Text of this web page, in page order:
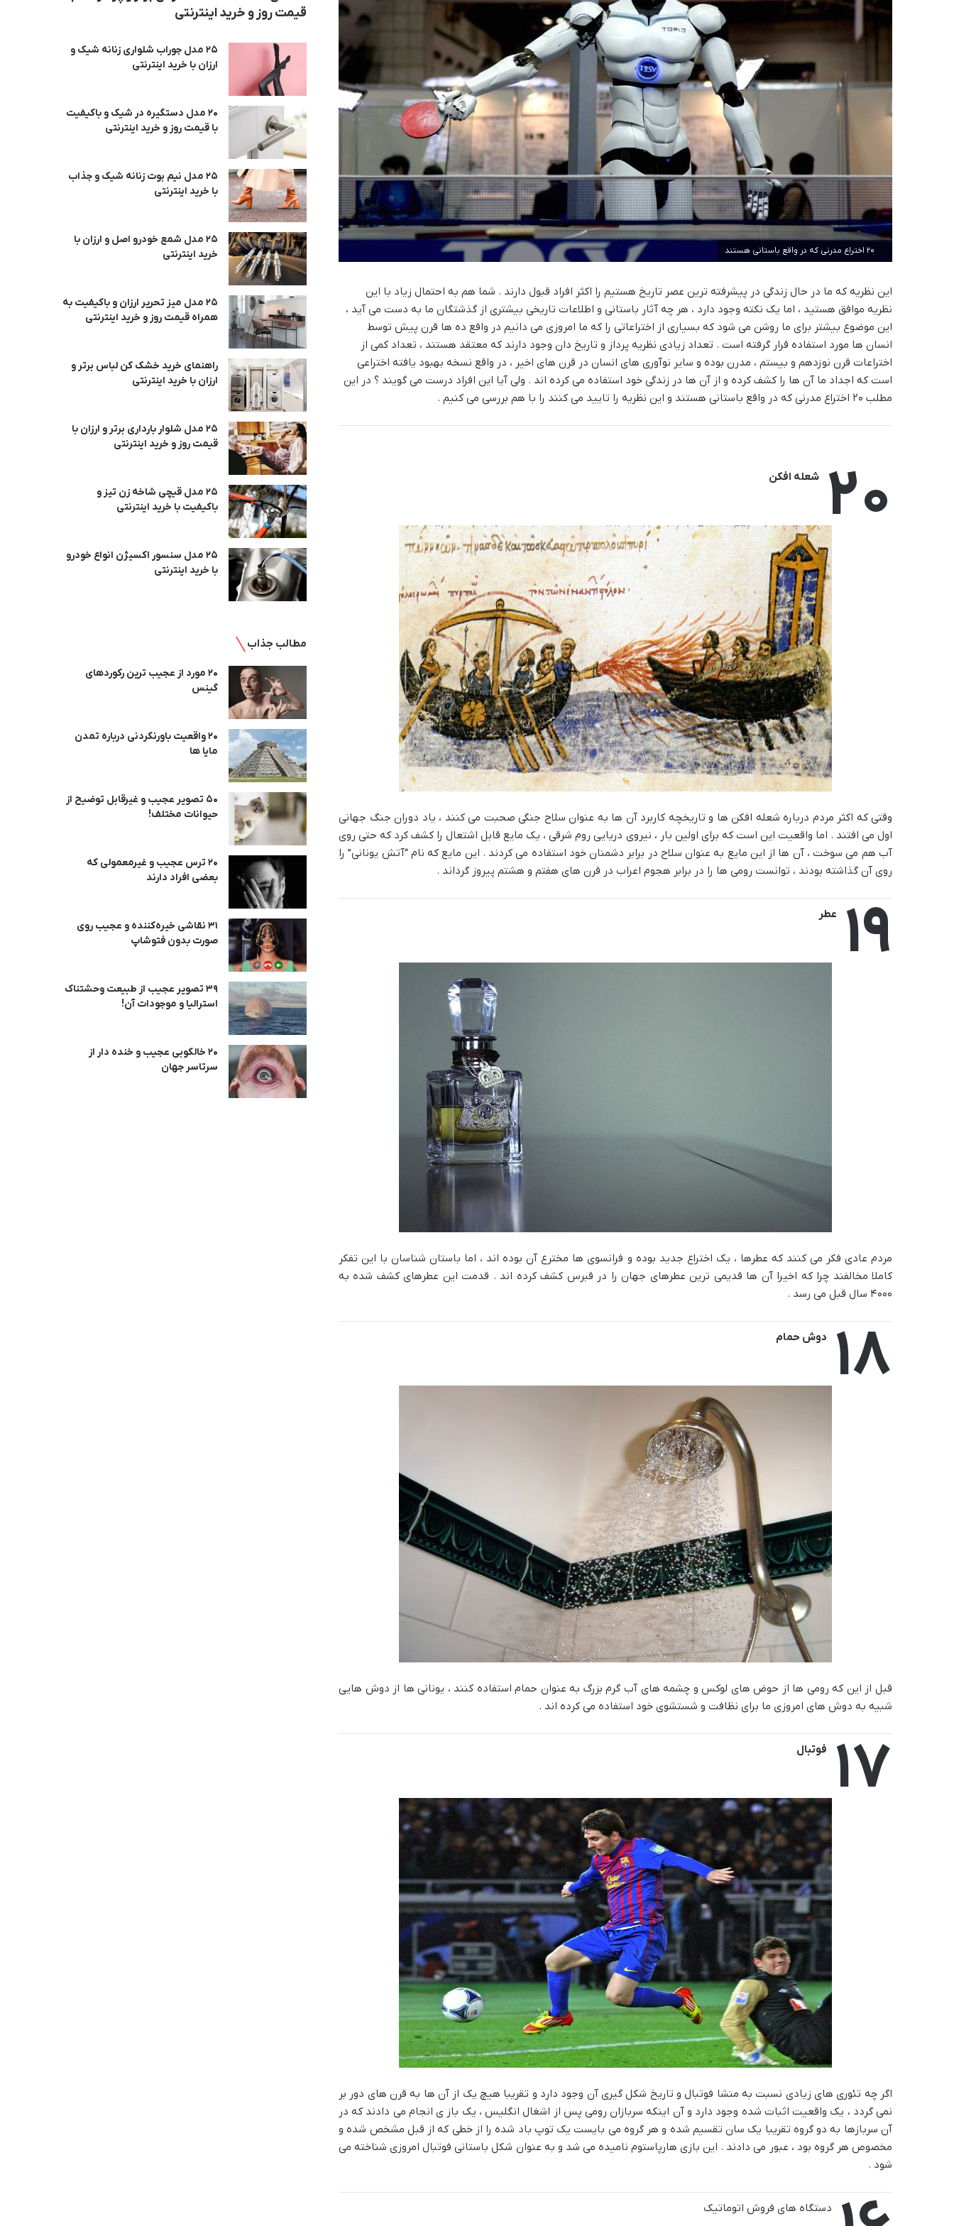
این نظریه که ما در حال زندگی در پیشرفته ترین عصر تاریخ هستیم را اکثر افراد قبول دارند . شما هم به احتمال زیاد با این
نظریه موافق هستید ، اما یک نکته وجود دارد ، هر چه آثار باستانی و اطلاعات تاریخی بیشتری از گذشتگان ما به دست می آید ،
این موضوع بیشتر برای ما روشن می شود که بسیاری از اختراعاتی را که ما امروزی می دانیم در واقع ده ها قرن پیش توسط
انسان ها مورد استفاده قرار گرفته است . تعداد زیادی نظریه پرداز و تاریخ دان وجود دارند که معتقد هستند ، تعداد کمی از
اختراعات قرن نوزدهم و بیستم ، مدرن بوده و سایر نوآوری های انسان در قرن های اخیر ، در واقع نسخه بهبود یافته اختراعی
است که اجداد ما آن ها را کشف کرده و از آن ها در زندگی خود استفاده می کرده اند . ولی آیا این افراد درست می گویند ؟ در این
مطلب 20 اختراع مدرنی که در واقع باستانی هستند و این نظریه را تایید می کنند را با هم بررسی می کنیم .
20 شعله افکن
وقتی که اکثر مردم درباره شعله افکن ها و تاریخچه کاربرد آن ها به عنوان سلاح جنگی صحبت می کنند ، یاد دوران جنگ جهانی
اول می افتند . اما واقعیت این است که برای اولین بار ، نیروی دریایی روم شرقی ، یک مایع قابل اشتعال را کشف کرد که حتی روی
آب هم می سوخت ، آن ها از این مایع به عنوان سلاح در برابر دشمنان خود استفاده می کردند . این مایع که نام “آتش یونانی” را
روی آن گذاشته بودند ، توانست رومی ها را در برابر هجوم اعراب در قرن های هفتم و هشتم پیروز گرداند .
19 عطر
مردم عادی فکر می کنند که عطرها ، یک اختراع جدید بوده و فرانسوی ها مخترع آن بوده اند ، اما باستان شناسان با این تفکر
کاملا مخالفند چرا که اخیرا آن ها قدیمی ترین عطرهای جهان را در قبرس کشف کرده اند . قدمت این عطرهای کشف شده به
4000 سال قبل می رسد .
18 دوش حمام
قبل از این که رومی ها از حوض های لوکس و چشمه های آب گرم بزرگ به عنوان حمام استفاده کنند ، یونانی ها از دوش هایی
شبیه به دوش های امروزی ما برای نظافت و شستشوی خود استفاده می کرده اند .
17 فوتبال
اگر چه تئوری های زیادی نسبت به منشا فوتبال و تاریخ شکل گیری آن وجود دارد و تقریبا هیچ یک از آن ها به قرن های دور بر
نمی گردد ، یک واقعیت اثبات شده وجود دارد و آن اینکه سربازان رومی پس از اشغال انگلیس ، یک باز ی انجام می دادند که در
آن سربازها به دو گروه تقریبا یک سان تقسیم شده و هر گروه می بایست یک توپ باد شده را از خطی که از قبل مشخص شده و
مخصوص هر گروه بود ، عبور می دادند . این بازی هارپاستوم نامیده می شد و به عنوان شکل باستانی فوتبال امروزی شناخته می
شود .
دستگاه های فروش اتوماتیک
قیمت روز و خرید اینترنتی
25 مدل جوراب شلواری زنانه شیک و
ارزان با خرید اینترنتی
20 مدل دستگیره در شیک و باکیفیت
با قیمت روز و خرید اینترنتی
25 مدل نیم بوت زنانه شیک و جذاب
با خرید اینترنتی
25 مدل شمع خودرو اصل و ارزان با
خرید اینترنتی
25 مدل میز تحریر ارزان و باکیفیت به
همراه قیمت روز و خرید اینترنتی
راهنمای خرید خشک کن لباس برتر و
ارزان با خرید اینترنتی
25 مدل شلوار بارداری برتر و ارزان با
قیمت روز و خرید اینترنتی
25 مدل قیچی شاخه زن تیز و
باکیفیت با خرید اینترنتی
25 مدل سنسور اکسیژن انواع خودرو
با خرید اینترنتی
مطالب جذاب
20 مورد از عجیب ترین رکوردهای
گینس
20 واقعیت باورنکردنی درباره تمدن
مایا ها
50 تصویر عجیب و غیرقابل توضیح از
حیوانات مختلف!
20 ترس عجیب و غیرمعمولی که
بعضی افراد دارند
31 نقاشی خیره‌کننده و عجیب روی
صورت بدون فتوشاپ
39 تصویر عجیب از طبیعت وحشتناک
استرالیا و موجودات آن!
20 خالکوبی عجیب و خنده دار از
سرتاسر جهان